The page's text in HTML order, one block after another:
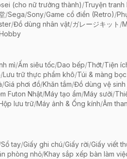
(cho nữ trưởng thành)/Truyện
/Sega/Sony/Game cổ điển (Retro)/
/Đồ dùng nhân vật/ガレージキット /
mì/Ấm siêu tốc/Dao bếp/Thớt/Tiện
/Lưu trữ thực phẩm khô/Túi & màng
/Giá phơi đồ/Khăn tắm/Đồ dùng vệ sinh
Futon Nhật/Máy tạo ẩm/Máy sưởi/
lưu trữ/Máy ảnh & Ống kính/Âm
Sổ tay/Giấy ghi chú/Giấy rời/Giấy viết
phòng nhỏ/Khay sắp xếp bàn làm